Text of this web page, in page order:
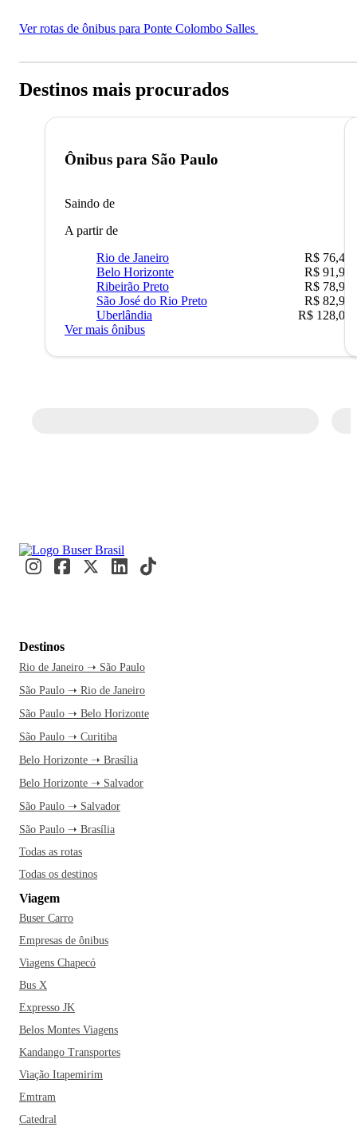
Ver rotas de ônibus para Ponte Colombo Salles
Destinos mais procurados
Ônibus para São Paulo
Saindo de
A partir de
Rio de Janeiro
R$ 76,42
Belo Horizonte
R$ 91,90
Ribeirão Preto
R$ 78,90
São José do Rio Preto
R$ 82,90
Uberlândia
R$ 128,05
Ver mais ônibus
Destinos
Rio de Janeiro ➝ São Paulo
São Paulo ➝ Rio de Janeiro
São Paulo ➝ Belo Horizonte
São Paulo ➝ Curitiba
Belo Horizonte ➝ Brasília
Belo Horizonte ➝ Salvador
São Paulo ➝ Salvador
São Paulo ➝ Brasília
Todas as rotas
Todas os destinos
Viagem
Buser Carro
Empresas de ônibus
Viagens Chapecó
Bus X
Expresso JK
Belos Montes Viagens
Kandango Transportes
Viação Itapemirim
Emtram
Catedral